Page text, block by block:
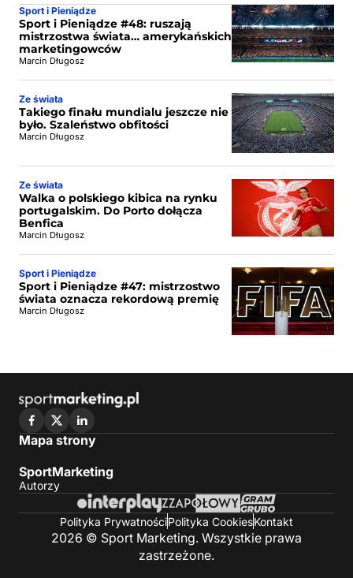
Sport i Pieniądze
Sport i Pieniądze #48: ruszają
mistrzostwa świata… amerykańskich
marketingowców
Marcin Długosz
Ze świata
Takiego finału mundialu jeszcze nie
było. Szaleństwo obfitości
Marcin Długosz
Ze świata
Walka o polskiego kibica na rynku
portugalskim. Do Porto dołącza
Benfica
Marcin Długosz
Sport i Pieniądze
Sport i Pieniądze #47: mistrzostwo
świata oznacza rekordową premię
Marcin Długosz
Mapa strony
SportMarketing
Autorzy
Polityka PrywatnościPolityka CookiesKontakt
2026 © Sport Marketing. Wszystkie prawa
zastrzeżone.